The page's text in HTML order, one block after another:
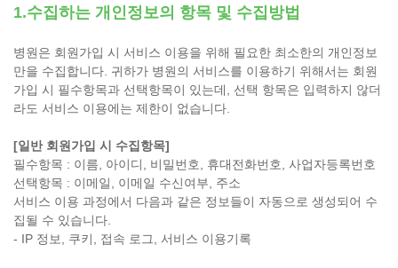
1.수집하는 개인정보의 항목 및 수집방법
병원은 회원가입 시 서비스 이용을 위해 필요한 최소한의 개인정보
만을 수집합니다. 귀하가 병원의 서비스를 이용하기 위해서는 회원
가입 시 필수항목과 선택항목이 있는데, 선택 항목은 입력하지 않더
라도 서비스 이용에는 제한이 없습니다.
[일반 회원가입 시 수집항목]
필수항목 : 이름, 아이디, 비밀번호, 휴대전화번호, 사업자등록번호
선택항목 : 이메일, 이메일 수신여부, 주소
서비스 이용 과정에서 다음과 같은 정보들이 자동으로 생성되어 수
집될 수 있습니다.
- IP 정보, 쿠키, 접속 로그, 서비스 이용기록